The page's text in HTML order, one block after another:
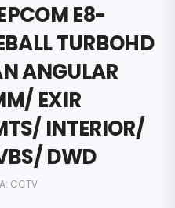
E8-
TURBOHD
ANGULAR
EXIR
INTERIOR/
DWD
CCTV